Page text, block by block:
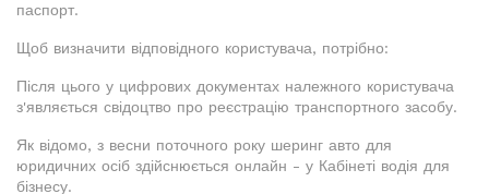
паспорт.
Щоб визначити відповідного користувача, потрібно:
Після цього у цифрових документах належного користувача
з'являється свідоцтво про реєстрацію транспортного засобу.
Як відомо, з весни поточного року шеринг авто для
юридичних осіб здійснюється онлайн - у Кабінеті водія для
бізнесу.